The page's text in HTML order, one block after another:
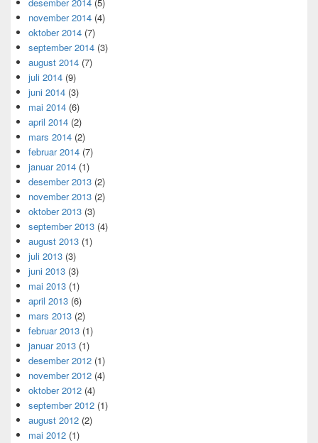
desember 2014 (5)
november 2014 (4)
oktober 2014 (7)
september 2014 (3)
august 2014 (7)
juli 2014 (9)
juni 2014 (3)
mai 2014 (6)
april 2014 (2)
mars 2014 (2)
februar 2014 (7)
januar 2014 (1)
desember 2013 (2)
november 2013 (2)
oktober 2013 (3)
september 2013 (4)
august 2013 (1)
juli 2013 (3)
juni 2013 (3)
mai 2013 (1)
april 2013 (6)
mars 2013 (2)
februar 2013 (1)
januar 2013 (1)
desember 2012 (1)
november 2012 (4)
oktober 2012 (4)
september 2012 (1)
august 2012 (2)
mai 2012 (1)